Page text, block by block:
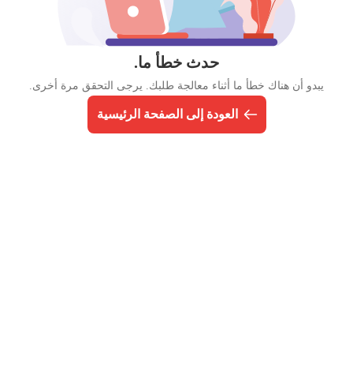
حدث خطأ ما.
يبدو أن هناك خطأ ما أثناء معالجة طلبك. يرجى التحقق مرة أخرى.
العودة إلى الصفحة الرئيسية